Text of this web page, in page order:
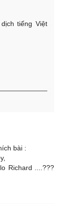
tiếng Việt
bài :
Richard ....???